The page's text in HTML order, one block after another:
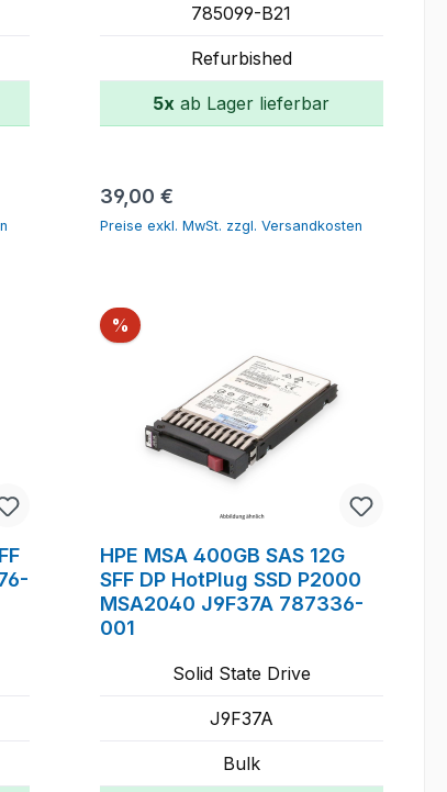
785099-B21
Refurbished
5x ab Lager lieferbar
Regulärer Preis:
39,00 €
Preise exkl. MwSt. zzgl. Versandkosten
% Rabatt
HPE MSA 400GB SAS 12G
SFF DP HotPlug SSD P2000
MSA2040 J9F37A 787336-
001
Solid State Drive
J9F37A
Bulk